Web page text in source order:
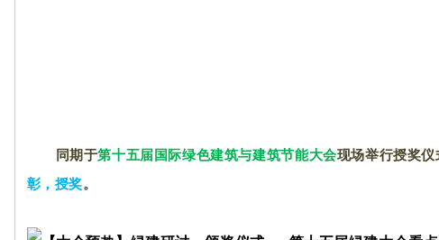
同期于第十五届国际绿色建筑与建筑节能大会现场举行授奖
彰，授奖。